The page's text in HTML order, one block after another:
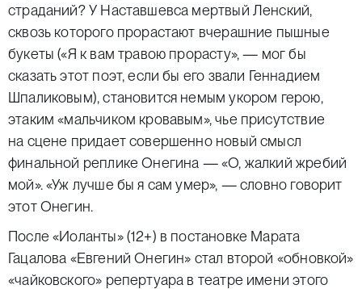
страданий? У Наставшевса мертвый Ленский,
сквозь которого прорастают вчерашние пышные
букеты («Я к вам травою прорасту», — мог бы
сказать этот поэт, если бы его звали Геннадием
Шпаликовым), становится немым укором герою,
этаким «мальчиком кровавым», чье присутствие
на сцене придает совершенно новый смысл
финальной реплике Онегина — «О, жалкий жребий
мой». «Уж лучше бы я сам умер», — словно говорит
этот Онегин.
После «Иоланты» (12+) в постановке Марата
Гацалова «Евгений Онегин» стал второй «обновкой»
«чайковского» репертуара в театре имени этого